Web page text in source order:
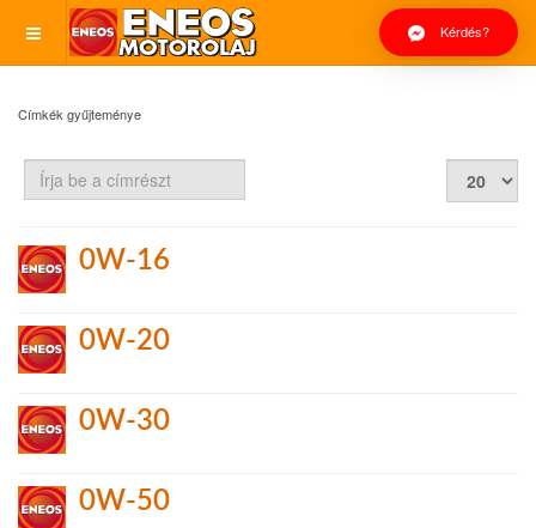
Kérdés?
Címkék gyűjteménye
Írja
a
0W-16
0W-20
0W-30
0W-50